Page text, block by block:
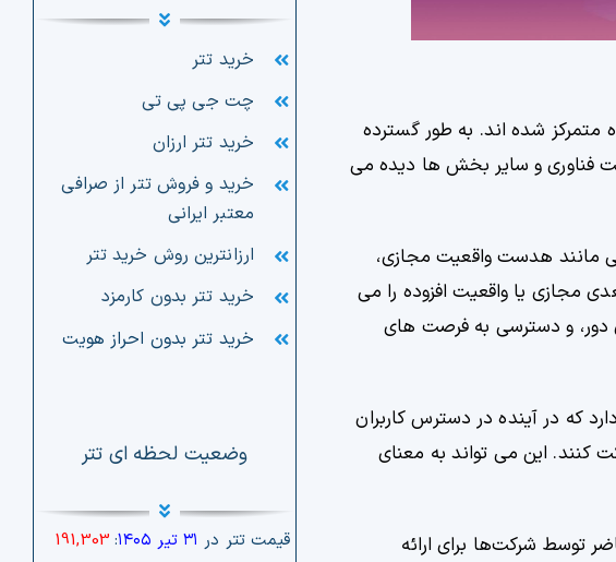
متمرکز شده اند. به طور گسترده
فناوری و سایر بخش ها دیده می
مانند هدست واقعیت مجازی،
مجازی یا واقعیت افزوده را می
دور، و دسترسی به فرصت های
که در آینده در دسترس کاربران
کنند. این می تواند به معنای
توسط شرکت‌ها برای ارائه
خرید تتر
چت جی پی تی
خرید تتر ارزان
خرید و فروش تتر از صرافی
معتبر ایرانی
ارزانترین روش خرید تتر
خرید تتر بدون کارمزد
خرید تتر بدون احراز هویت
وضعیت لحظه ای تتر
قیمت تتر در ۳۱ تیر ۱۴۰۵ :
191,303